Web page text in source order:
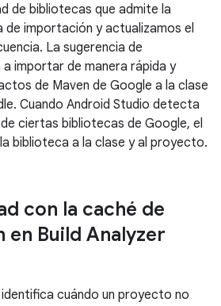
de bibliotecas que admite la
de importación y actualizamos el
La sugerencia de
importar de manera rápida y
de Maven de Google a la clase
Cuando Android Studio detecta
ciertas bibliotecas de Google, el
biblioteca a la clase y al proyecto.
con la caché de
Build Analyzer
identifica cuándo un proyecto no